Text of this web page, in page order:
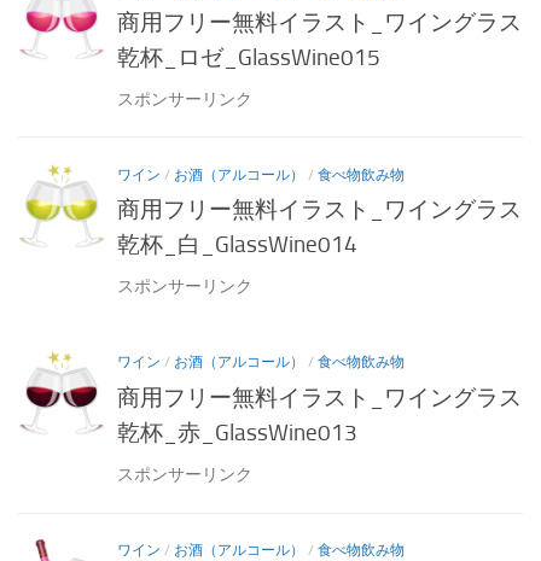
商用フリー無料イラスト_ワイングラス
乾杯_ロゼ_GlassWine015
スポンサーリンク
ワイン / お酒（アルコール） / 食べ物飲み物
商用フリー無料イラスト_ワイングラス
乾杯_白_GlassWine014
スポンサーリンク
ワイン / お酒（アルコール） / 食べ物飲み物
商用フリー無料イラスト_ワイングラス
乾杯_赤_GlassWine013
スポンサーリンク
ワイン / お酒（アルコール） / 食べ物飲み物